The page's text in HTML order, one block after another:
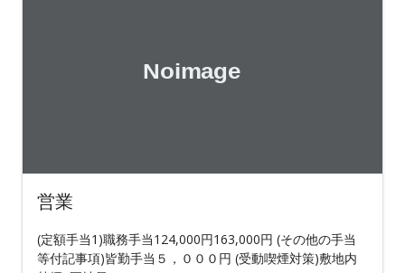
営業
(定額手当1)職務手当124,000円163,000円 (その他の手当
等付記事項)皆勤手当５，０００円 (受動喫煙対策)敷地内